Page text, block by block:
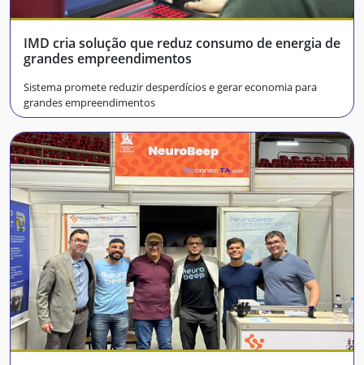
IMD cria solução que reduz consumo de energia de
grandes empreendimentos
Sistema promete reduzir desperdícios e gerar economia para
grandes empreendimentos